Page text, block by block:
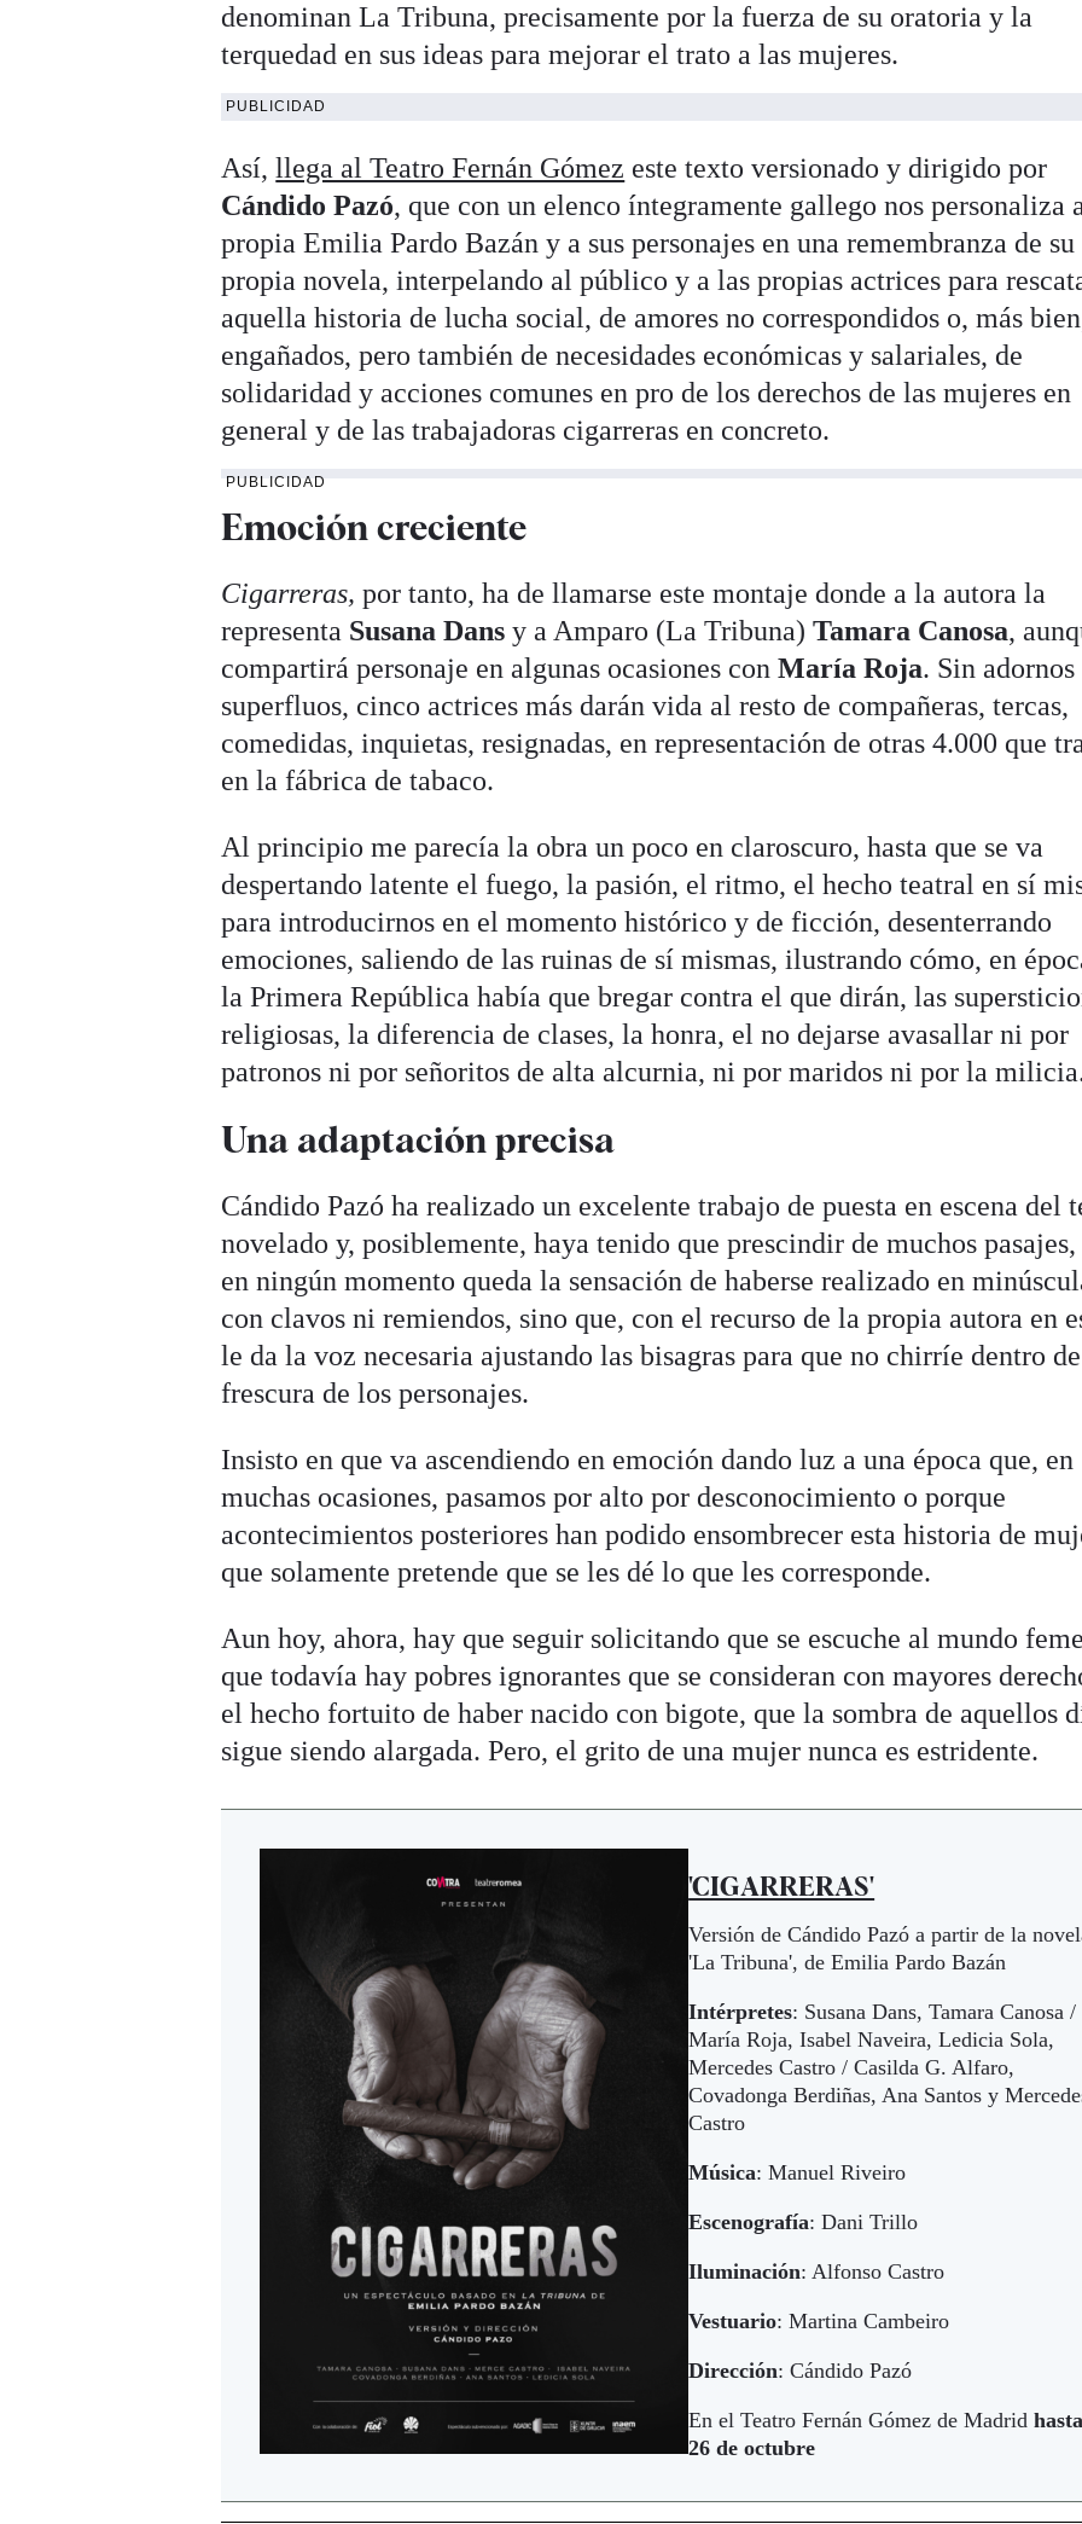
denominan La Tribuna, precisamente por la fuerza de su oratoria y la
terquedad en sus ideas para mejorar el trato a las mujeres.
PUBLICIDAD
Así,llega al Teatro Fernán Gómez este texto versionado y dirigido por
Cándido Pazó, que con un elenco íntegramente gallego nos personaliza
propia Emilia Pardo Bazán y a sus personajes en una remembranza de su
propia novela, interpelando al público y a las propias actrices para
aquella historia de lucha social, de amores no correspondidos o, más
engañados, pero también de necesidades económicas y salariales, de
solidaridad y acciones comunes en pro de los derechos de las mujeres en
general y de las trabajadoras cigarreras en concreto.
PUBLICIDAD
Emoción creciente
Cigarreras, por tanto, ha de llamarse este montaje donde a la autora la
representa Susana Dans y a Amparo (La Tribuna)Tamara Canosa,
compartirá personaje en algunas ocasiones conMaría Roja. Sin adornos
superfluos, cinco actrices más darán vida al resto de compañeras, tercas,
comedidas, inquietas, resignadas, en representación de otras 4.000 que
en la fábrica de tabaco.
Al principio me parecía la obra un poco en claroscuro, hasta que se va
despertando latente el fuego, la pasión, el ritmo, el hecho teatral en sí
para introducirnos en el momento histórico y de ficción, desenterrando
emociones, saliendo de las ruinas de sí mismas, ilustrando cómo, en
la Primera República había que bregar contra el que dirán, las
religiosas, la diferencia de clases, la honra, el no dejarse avasallar ni por
patronos ni por señoritos de alta alcurnia, ni por maridos ni por la
Una adaptación precisa
Cándido Pazó ha realizado un excelente trabajo de puesta en escena del
novelado y, posiblemente, haya tenido que prescindir de muchos
en ningún momento queda la sensación de haberse realizado en
con clavos ni remiendos, sino que, con el recurso de la propia autora en
le da la voz necesaria ajustando las bisagras para que no chirríe dentro
frescura de los personajes.
Insisto en que va ascendiendo en emoción dando luz a una época que, en
muchas ocasiones, pasamos por alto por desconocimiento o porque
acontecimientos posteriores han podido ensombrecer esta historia de
que solamente pretende que se les dé lo que les corresponde.
Aun hoy, ahora, hay que seguir solicitando que se escuche al mundo
que todavía hay pobres ignorantes que se consideran con mayores
el hecho fortuito de haber nacido con bigote, que la sombra de aquellos
sigue siendo alargada. Pero, el grito de una mujer nunca es estridente.
'CIGARRERAS'
Versión de Cándido Pazó a partir de la
'La Tribuna', de Emilia Pardo Bazán
Intérpretes: Susana Dans, Tamara Canosa /
María Roja, Isabel Naveira, Ledicia Sola,
Mercedes Castro / Casilda G. Alfaro,
Covadonga Berdiñas, Ana Santos y
Castro
Música: Manuel Riveiro
Escenografía: Dani Trillo
Iluminación: Alfonso Castro
Vestuario: Martina Cambeiro
Dirección: Cándido Pazó
En el Teatro Fernán Gómez de Madrid
26 de octubre